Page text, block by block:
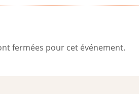
fermées pour cet événement.